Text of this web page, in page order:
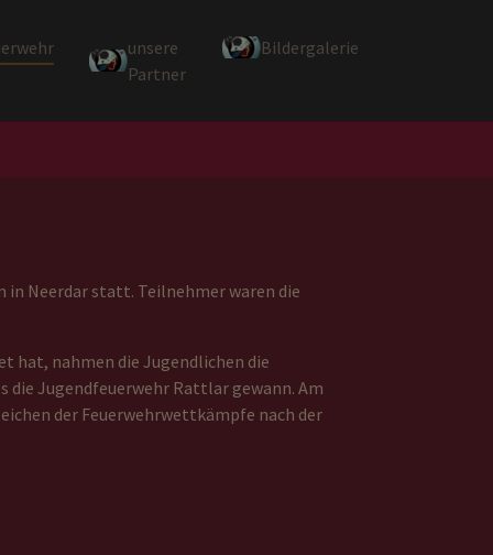
unsere
Partner
Bildergalerie
in Neerdar statt. Teilnehmer waren die
hat, nahmen die Jugendlichen die
die Jugendfeuerwehr Rattlar gewann. Am
der Feuerwehrwettkämpfe nach der